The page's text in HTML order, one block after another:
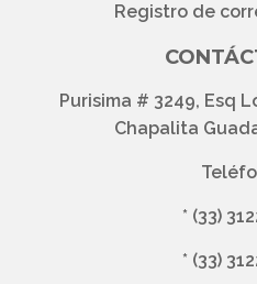
Registro de
Purisima # 3249, Esq
Chapalita
* (33)
* (33)